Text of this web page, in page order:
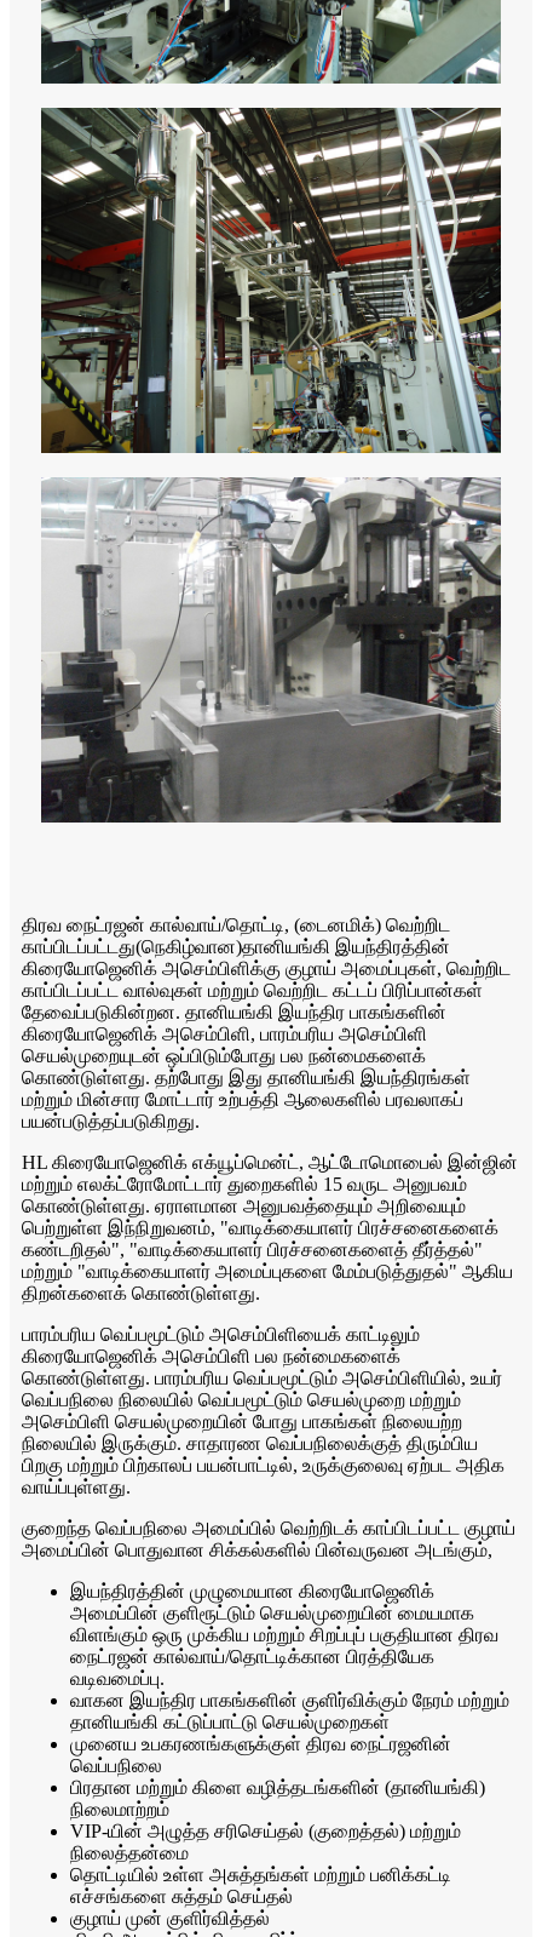
திரவ நைட்ரஜன் கால்வாய்/தொட்டி, (டைனமிக்) வெற்றிட
காப்பிடப்பட்டது(நெகிழ்வான)தானியங்கி இயந்திரத்தின்
கிரையோஜெனிக் அசெம்பிளிக்கு குழாய் அமைப்புகள், வெற்றிட
காப்பிடப்பட்ட வால்வுகள் மற்றும் வெற்றிட கட்டப் பிரிப்பான்கள்
தேவைப்படுகின்றன. தானியங்கி இயந்திர பாகங்களின்
கிரையோஜெனிக் அசெம்பிளி, பாரம்பரிய அசெம்பிளி
செயல்முறையுடன் ஒப்பிடும்போது பல நன்மைகளைக்
கொண்டுள்ளது. தற்போது இது தானியங்கி இயந்திரங்கள்
மற்றும் மின்சார மோட்டார் உற்பத்தி ஆலைகளில் பரவலாகப்
பயன்படுத்தப்படுகிறது.
HL கிரையோஜெனிக் எக்யூப்மென்ட், ஆட்டோமொபைல் இன்ஜின்
மற்றும் எலக்ட்ரோமோட்டார் துறைகளில் 15 வருட அனுபவம்
கொண்டுள்ளது. ஏராளமான அனுபவத்தையும் அறிவையும்
பெற்றுள்ள இந்நிறுவனம், "வாடிக்கையாளர் பிரச்சனைகளைக்
கண்டறிதல்", "வாடிக்கையாளர் பிரச்சனைகளைத் தீர்த்தல்"
மற்றும் "வாடிக்கையாளர் அமைப்புகளை மேம்படுத்துதல்" ஆகிய
திறன்களைக் கொண்டுள்ளது.
பாரம்பரிய வெப்பமூட்டும் அசெம்பிளியைக் காட்டிலும்
கிரையோஜெனிக் அசெம்பிளி பல நன்மைகளைக்
கொண்டுள்ளது. பாரம்பரிய வெப்பமூட்டும் அசெம்பிளியில், உயர்
வெப்பநிலை நிலையில் வெப்பமூட்டும் செயல்முறை மற்றும்
அசெம்பிளி செயல்முறையின் போது பாகங்கள் நிலையற்ற
நிலையில் இருக்கும். சாதாரண வெப்பநிலைக்குத் திரும்பிய
பிறகு மற்றும் பிற்காலப் பயன்பாட்டில், உருக்குலைவு ஏற்பட அதிக
வாய்ப்புள்ளது.
குறைந்த வெப்பநிலை அமைப்பில் வெற்றிடக் காப்பிடப்பட்ட குழாய்
அமைப்பின் பொதுவான சிக்கல்களில் பின்வருவன அடங்கும்,
இயந்திரத்தின் முழுமையான கிரையோஜெனிக்
அமைப்பின் குளிரூட்டும் செயல்முறையின் மையமாக
விளங்கும் ஒரு முக்கிய மற்றும் சிறப்புப் பகுதியான திரவ
நைட்ரஜன் கால்வாய்/தொட்டிக்கான பிரத்தியேக
வடிவமைப்பு.
வாகன இயந்திர பாகங்களின் குளிர்விக்கும் நேரம் மற்றும்
தானியங்கி கட்டுப்பாட்டு செயல்முறைகள்
முனைய உபகரணங்களுக்குள் திரவ நைட்ரஜனின்
வெப்பநிலை
பிரதான மற்றும் கிளை வழித்தடங்களின் (தானியங்கி)
நிலைமாற்றம்
VIP-யின் அழுத்த சரிசெய்தல் (குறைத்தல்) மற்றும்
நிலைத்தன்மை
தொட்டியில் உள்ள அசுத்தங்கள் மற்றும் பனிக்கட்டி
எச்சங்களை சுத்தம் செய்தல்
குழாய் முன் குளிர்வித்தல்